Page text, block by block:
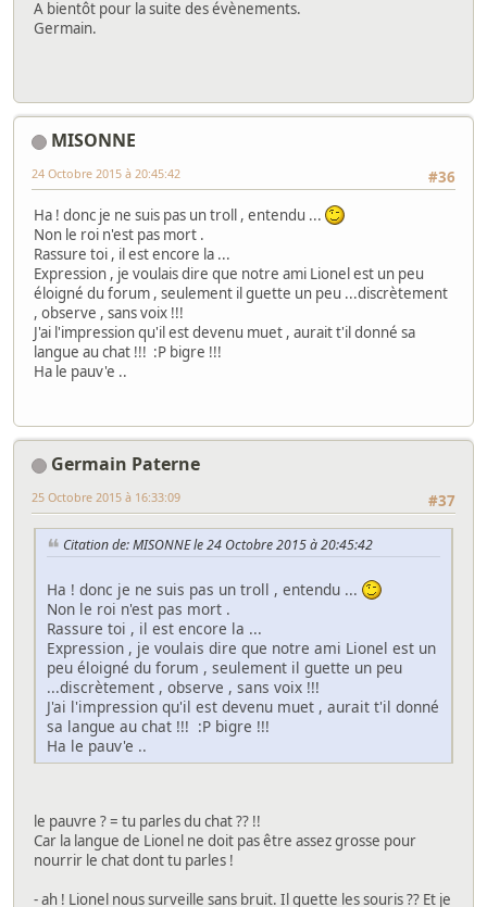
A bientôt pour la suite des évènements.
Germain.
MISONNE
#36
24 Octobre 2015 à 20:45:42
Ha ! donc je ne suis pas un troll , entendu ...
Non le roi n'est pas mort .
Rassure toi , il est encore la ...
Expression , je voulais dire que notre ami Lionel est un peu
éloigné du forum , seulement il guette un peu ...discrètement
, observe , sans voix !!!
J'ai l'impression qu'il est devenu muet , aurait t'il donné sa
langue au chat !!! :P bigre !!!
Ha le pauv'e ..
Germain Paterne
#37
25 Octobre 2015 à 16:33:09
Citation de: MISONNE le 24 Octobre 2015 à 20:45:42
Ha ! donc je ne suis pas un troll , entendu ...
Non le roi n'est pas mort .
Rassure toi , il est encore la ...
Expression , je voulais dire que notre ami Lionel est un
peu éloigné du forum , seulement il guette un peu
...discrètement , observe , sans voix !!!
J'ai l'impression qu'il est devenu muet , aurait t'il donné
sa langue au chat !!! :P bigre !!!
Ha le pauv'e ..
le pauvre ? = tu parles du chat ?? !!
Car la langue de Lionel ne doit pas être assez grosse pour
nourrir le chat dont tu parles !
- ah ! Lionel nous surveille sans bruit. Il guette les souris ?? Et je